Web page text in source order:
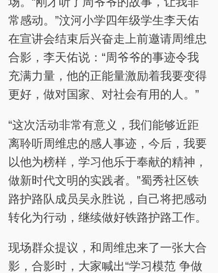
常感动。”汶河小学四年级学生李天佑
在宣讲会结束后兴奋走上前邀请周维忠
合影，李天佑说：“周爷爷的事迹令我
充满力量，他的正能量激励着我要变得
更好，做对国家、对社会有用的人。”
“这次活动非常有意义，我们能够近距
离聆听周维忠的感人事迹，今后，我要
以他为榜样，学习他乐于奉献的精神，
做新时代文明的实践者。”蜀秀社区铁
路护路队成员吴永胜说，自己将把感动
转化为行动，继续做好铁路护路工作。
现场群众提议，和周维忠来了一张大合
影，合影时，大家喊出“学习模范 争做